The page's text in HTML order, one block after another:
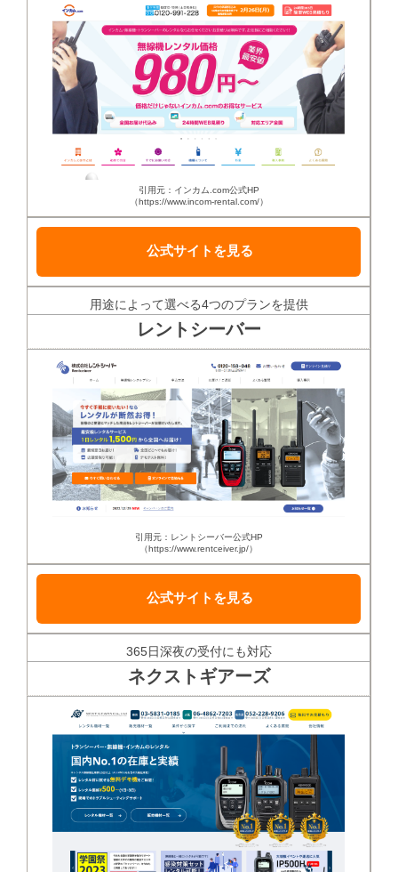
引用元：インカム.com公式HP
（https://www.incom-rental.com/）
公式サイトを見る
用途によって選べる4つのプランを提供
レントシーバー
引用元：レントシーバー公式HP
（https://www.rentceiver.jp/）
公式サイトを見る
365日深夜の受付にも対応
ネクストギアーズ